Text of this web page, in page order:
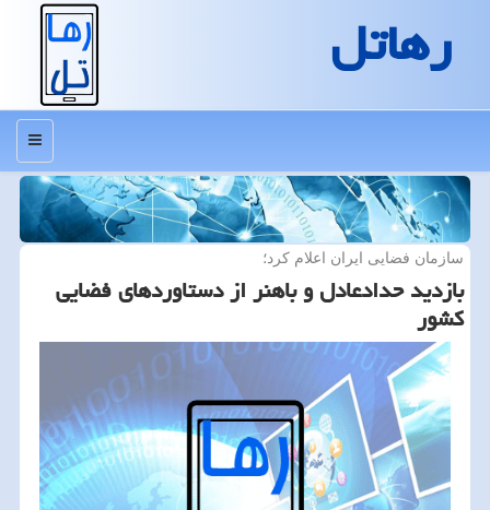
رهاتل
منو
سازمان فضایی ایران اعلام كرد؛
بازدید حدادعادل و باهنر از دستاوردهای فضایی
كشور